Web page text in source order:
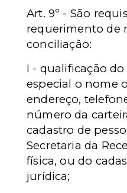
Art. 9º - São
requerimento de
conciliação:
I - qualificação
especial o nome
endereço,
número da
cadastro de
Secretaria da
física, ou do
jurídica;